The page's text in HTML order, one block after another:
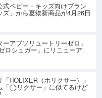
式ベビー・キッズ向けブラン
ズ」から夏物新商品が4月26日
アブソリュートリーゼロ」
ロシュガー」にリニューア
HOLIXER（ホリクサー）」
「◯リクサー」に似てるけど